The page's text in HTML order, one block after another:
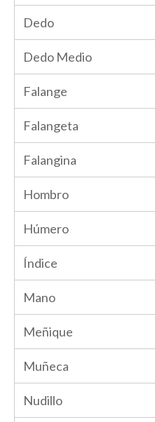
Dedo
Dedo Medio
Falange
Falangeta
Falangina
Hombro
Húmero
Índice
Mano
Meñique
Muñeca
Nudillo